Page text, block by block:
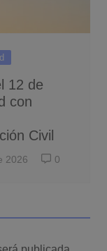
12 de
con
Civil
2026 0